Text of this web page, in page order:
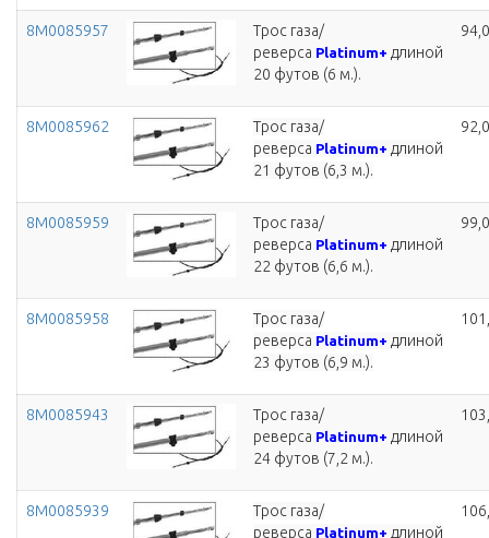
8M0085957
Трос газа/
реверса Platinum+ длиной
20 футов (6 м.).
8M0085962
Трос газа/
реверса Platinum+ длиной
21 футов (6,3 м.).
8M0085959
Трос газа/
реверса Platinum+ длиной
22 футов (6,6 м.).
8M0085958
Трос газа/
реверса Platinum+ длиной
23 футов (6,9 м.).
8M0085943
Трос газа/
реверса Platinum+ длиной
24 футов (7,2 м.).
8M0085939
Трос газа/
реверса Platinum+ длиной